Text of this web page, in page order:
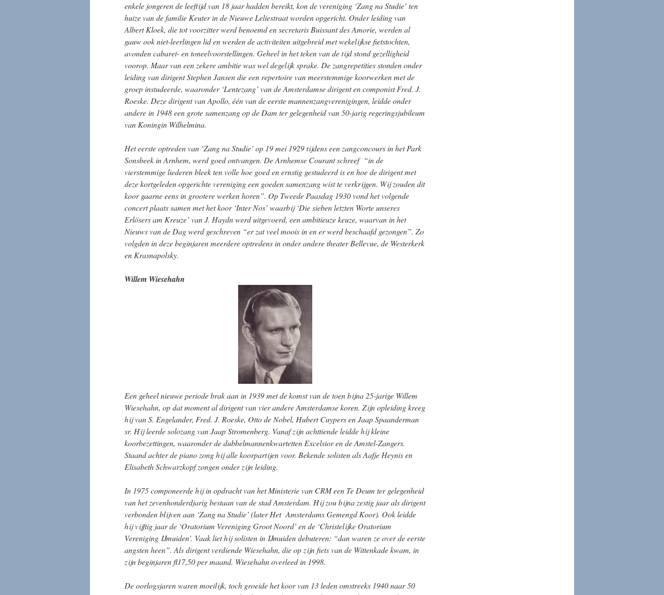
enkele jongeren de leeftijd van 18 jaar hadden bereikt, kon de vereniging ‘Zang na Studie’ ten
huize van de familie Keuter in de Nieuwe Leliestraat worden opgericht. Onder leiding van
Albert Kloek, die tot voorzitter werd benoemd en secretaris Buissant des Amorie, werden al
gauw ook niet-leerlingen lid en werden de activiteiten uitgebreid met wekelijkse fietstochten,
avonden cabaret- en toneelvoorstellingen. Geheel in het teken van de tijd stond gezelligheid
voorop. Maar van een zekere ambitie was wel degelijk sprake. De zangrepetities stonden onder
leiding van dirigent Stephen Jansen die een repertoire van meerstemmige koorwerken met de
groep instudeerde, waaronder ‘Lentezang’ van de Amsterdamse dirigent en componist Fred. J.
Roeske. Deze dirigent van Apollo, één van de eerste mannenzangverenigingen, leidde onder
andere in 1948 een grote samenzang op de Dam ter gelegenheid van 50-jarig regeringsjubileum
van Koningin Wilhelmina.
Het eerste optreden van ‘Zang na Studie’ op 19 mei 1929 tijdens een zangconcours in het Park
Sonsbeek in Arnhem, werd goed ontvangen. De Arnhemse Courant schreef “in de
vierstemmige liederen bleek ten volle hoe goed en ernstig gestudeerd is en hoe de dirigent met
deze kortgeleden opgerichte vereniging een goeden samenzang wist te verkrijgen. Wij zouden dit
koor gaarne eens in grootere werken horen”. Op Tweede Paasdag 1930 vond het volgende
concert plaats samen met het koor ‘Inter Nos’ waarbij ‘Die sieben letzten Worte unseres
Erlösers am Kreuze’ van J. Haydn werd uitgevoerd, een ambitieuze keuze, waarvan in het
Nieuws van de Dag werd geschreven “er zat veel moois in en er werd beschaafd gezongen”. Zo
volgden in deze beginjaren meerdere optredens in onder andere theater Bellevue, de Westerkerk
en Krasnapolsky.
Willem Wiesehahn
Een geheel nieuwe periode brak aan in 1939 met de komst van de toen bijna 25-jarige Willem
Wiesehahn, op dat moment al dirigent van vier andere Amsterdamse koren. Zijn opleiding kreeg
hij van S. Engelander, Fred. J. Roeske, Otto de Nobel, Hubert Cuypers en Jaap Spaanderman
sr. Hij leerde solozang van Jaap Stromenberg. Vanaf zijn achttiende leidde hij kleine
koorbezettingen, waaronder de dubbelmannenkwartetten Excelsior en de Amstel-Zangers.
Staand achter de piano zong hij alle koorpartijen voor. Bekende solisten als Aafje Heynis en
Elisabeth Schwarzkopf zongen onder zijn leiding.
In 1975 componeerde hij in opdracht van het Ministerie van CRM een Te Deum ter gelegenheid
van het zevenhonderdjarig bestaan van de stad Amsterdam. Hij zou bijna zestig jaar als dirigent
verbonden blijven aan ‘Zang na Studie’ (later Het Amsterdams Gemengd Koor). Ook leidde
hij vijftig jaar de ‘Oratorium Vereniging Groot Noord’ en de ‘Christelijke Oratorium
Vereniging IJmuiden’. Vaak liet hij solisten in IJmuiden debuteren: “dan waren ze over de eerste
angsten heen”. Als dirigent verdiende Wiesehahn, die op zijn fiets van de Wittenkade kwam, in
zijn beginjaren fl17,50 per maand. Wiesehahn overleed in 1998.
De oorlogsjaren waren moeilijk, toch groeide het koor van 13 leden omstreeks 1940 naar 50